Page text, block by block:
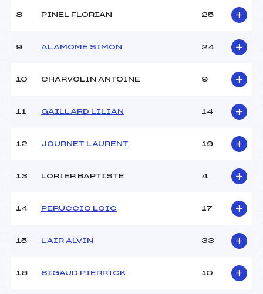
8 PINEL FLORIAN 25
9 ALAMOME SIMON 24
10 CHARVOLIN ANTOINE 9
11 GAILLARD LILIAN 14
12 JOURNET LAURENT 19
13 LORIER BAPTISTE 4
14 PERUCCIO LOIC 17
15 LAIR ALVIN 33
16 SIGAUD PIERRICK 10